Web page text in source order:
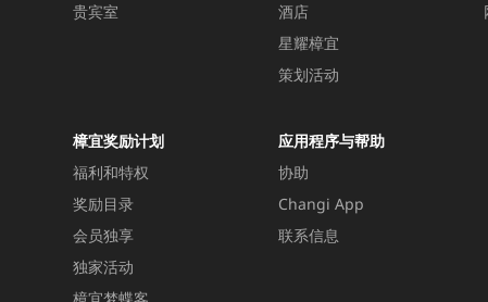
贵宾室
酒店
星耀樟宜
策划活动
樟宜奖励计划
福利和特权
奖励目录
会员独享
独家活动
应用程序与帮助
协助
Changi App
联系信息